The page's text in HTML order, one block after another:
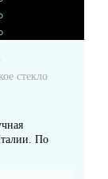
стекло
По